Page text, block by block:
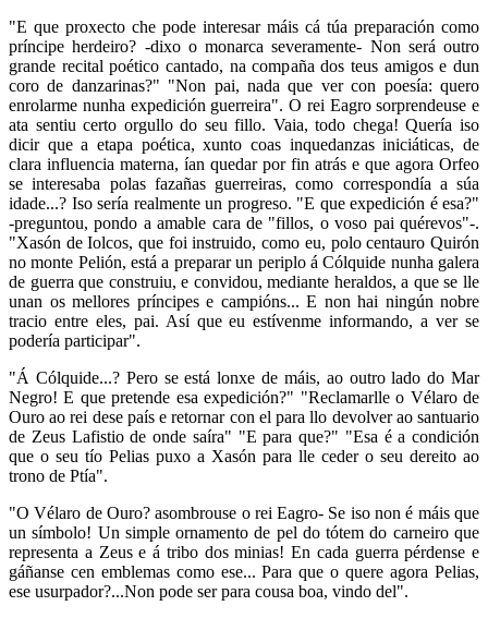
"E que proxecto che pode interesar máis cá túa preparación como
príncipe herdeiro? -dixo o monarca severamente- Non será outro
grande recital poético cantado, na compaña dos teus amigos e dun
coro de danzarinas?" "Non pai, nada que ver con poesía: quero
enrolarme nunha expedición guerreira". O rei Eagro sorprendeuse e
ata sentiu certo orgullo do seu fillo. Vaia, todo chega! Quería iso
dicir que a etapa poética, xunto coas inquedanzas iniciáticas, de
clara influencia materna, ían quedar por fin atrás e que agora Orfeo
se interesaba polas fazañas guerreiras, como correspondía a súa
idade...? Iso sería realmente un progreso. "E que expedición é esa?"
-preguntou, pondo a amable cara de "fillos, o voso pai quérevos"-.
"Xasón de Iolcos, que foi instruido, como eu, polo centauro Quirón
no monte Pelión, está a preparar un periplo á Cólquide nunha galera
de guerra que construiu, e convidou, mediante heraldos, a que se lle
unan os mellores príncipes e campións... E non hai ningún nobre
tracio entre eles, pai. Así que eu estívenme informando, a ver se
podería participar".
"Á Cólquide...? Pero se está lonxe de máis, ao outro lado do Mar
Negro! E que pretende esa expedición?" "Reclamarlle o Vélaro de
Ouro ao rei dese país e retornar con el para llo devolver ao santuario
de Zeus Lafistio de onde saíra" "E para que?" "Esa é a condición
que o seu tío Pelias puxo a Xasón para lle ceder o seu dereito ao
trono de Ptía".
"O Vélaro de Ouro? asombrouse o rei Eagro- Se iso non é máis que
un símbolo! Un simple ornamento de pel do tótem do carneiro que
representa a Zeus e á tribo dos minias! En cada guerra pérdense e
gáñanse cen emblemas como ese... Para que o quere agora Pelias,
ese usurpador?...Non pode ser para cousa boa, vindo del".